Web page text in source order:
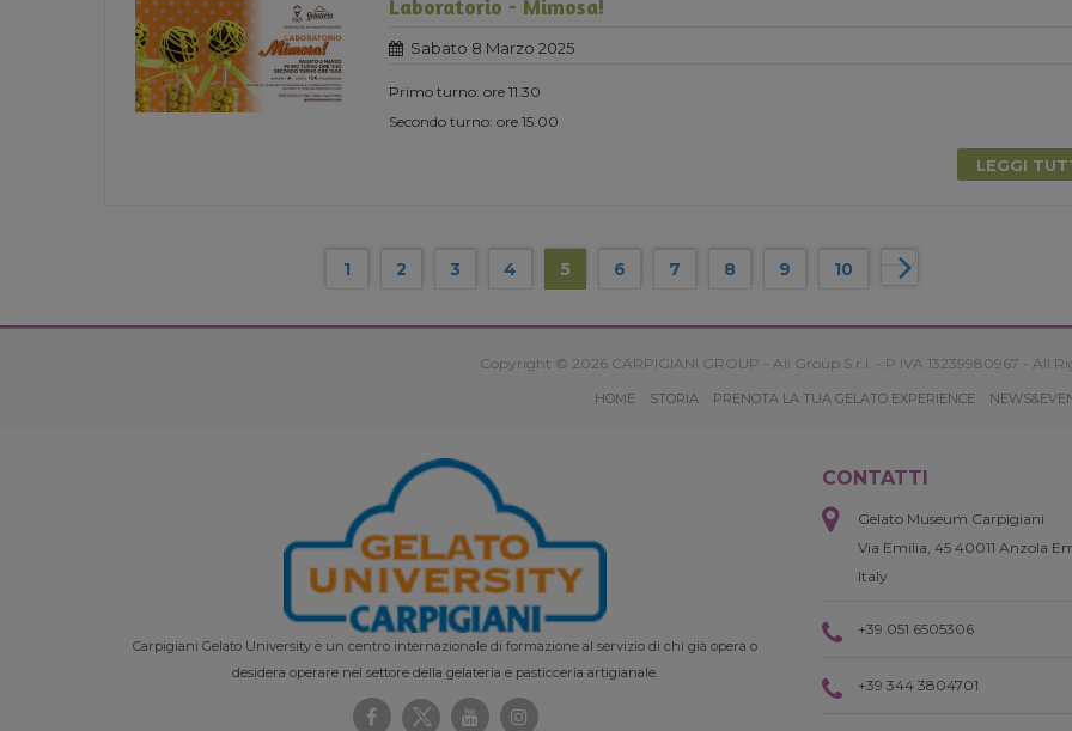
Laboratorio - Mimosa!
Sabato 8 Marzo 2025
Primo turno: ore 11.30
Secondo turno: ore 15.00
LEGGI
1 2 3 4 5 6 7 8 9 10
Copyright © 2026 CARPIGIANI GROUP - Ali Group S.r.l. - P.IVA 13239980967 - All
HOME STORIA PRENOTA LA TUA GELATO EXPERIENCE
Carpigiani Gelato University è un centro internazionale di formazione al servizio di chi già opera o
desidera operare nel settore della gelateria e pasticceria artigianale.
CONTATTI
Gelato Museum Carpigiani
Via Emilia, 45 40011 Anzola
Italy
+39 051 6505306
+39 344 3804701